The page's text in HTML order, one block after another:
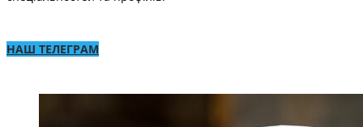
НАШ ТЕЛЕГРАМ